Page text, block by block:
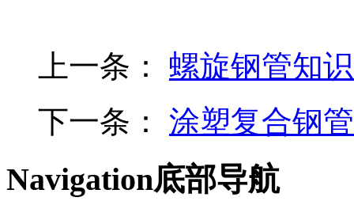
上一条： 螺旋钢管知
下一条： 涂塑复合钢
Navigation底部导航